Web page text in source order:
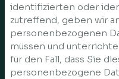
identifizierten oder
zutreffend, geben wir
personenbezogenen
müssen und
für den Fall, dass Sie
personenbezogene